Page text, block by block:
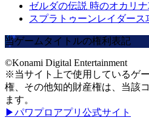
ゼルダの伝説 時のオカリ
スプラトゥーンレイダース
当ゲームタイトルの権利表記
©Konami Digital Entertainment
※当サイト上で使用しているゲ
権、その他知的財産権は、当該
ます。
▶パワプロアプリ公式サイト